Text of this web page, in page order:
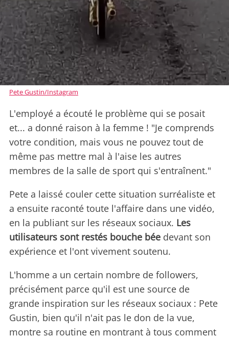
Pete Gustin/Instagram
L'employé a écouté le problème qui se posait
et... a donné raison à la femme ! "Je comprends
votre condition, mais vous ne pouvez tout de
même pas mettre mal à l'aise les autres
membres de la salle de sport qui s'entraînent."
Pete a laissé couler cette situation surréaliste et
a ensuite raconté toute l'affaire dans une vidéo,
en la publiant sur les réseaux sociaux. Les
utilisateurs sont restés bouche bée devant son
expérience et l'ont vivement soutenu.
L'homme a un certain nombre de followers,
précisément parce qu'il est une source de
grande inspiration sur les réseaux sociaux : Pete
Gustin, bien qu'il n'ait pas le don de la vue,
montre sa routine en montrant à tous comment